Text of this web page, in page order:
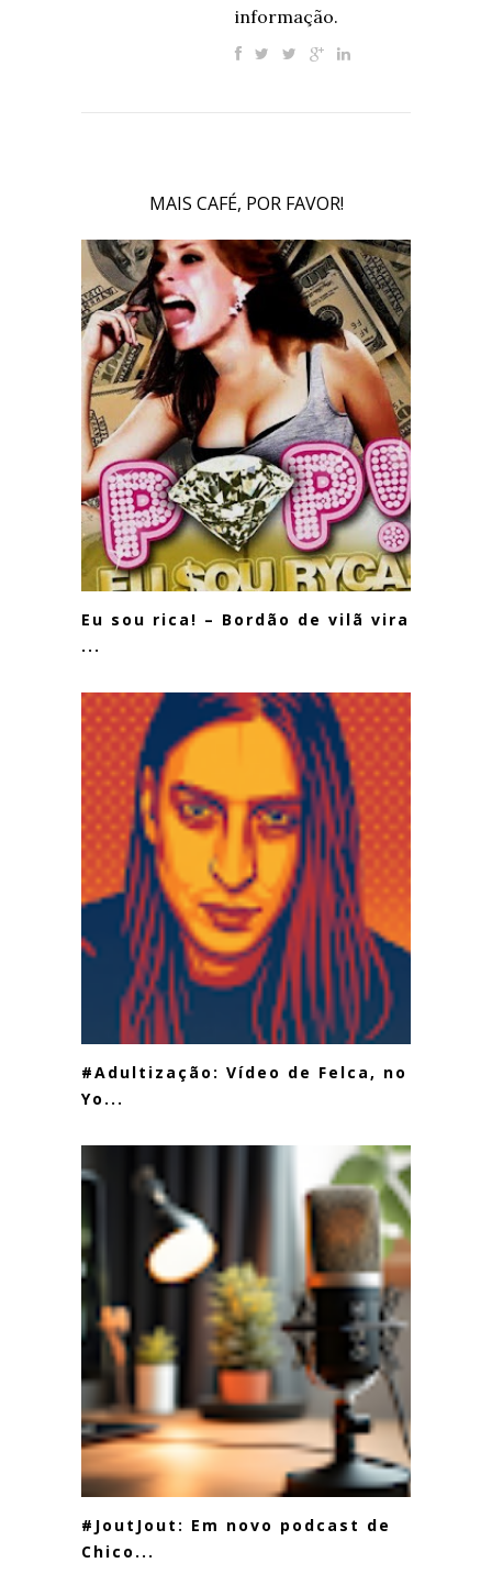
informação.
MAIS CAFÉ, POR FAVOR!
Eu sou rica! – Bordão de vilã vira
...
#Adultização: Vídeo de Felca, no
Yo...
#JoutJout: Em novo podcast de
Chico...